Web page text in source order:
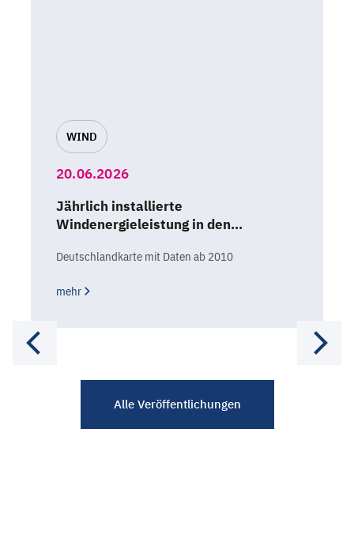
WIND
20.06.2026
Jährlich installierte
Windenergieleistung in den…
Deutschlandkarte mit Daten ab 2010
mehr
Alle Veröffentlichungen